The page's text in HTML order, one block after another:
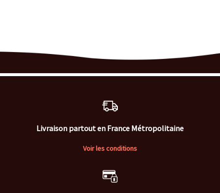
Livraison partout en France Métropolitaine
Voir les conditions